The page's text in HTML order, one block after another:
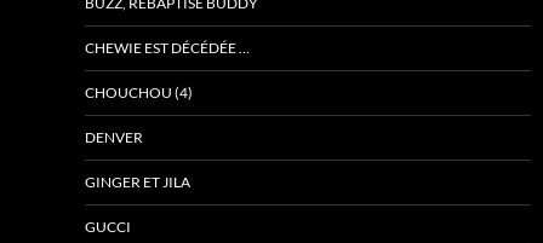
CHEWIE EST DÉCÉDÉE …
CHOUCHOU (4)
DENVER
GINGER ET JILA
GUCCI